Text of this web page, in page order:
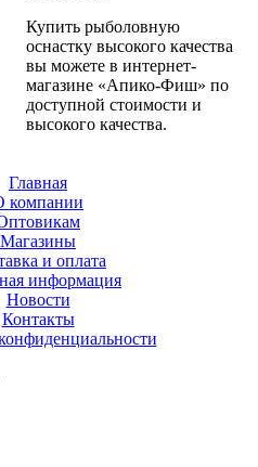
Купить рыболовную
оснастку высокого качества
вы можете в интернет-
магазине «Апико-Фиш» по
доступной стоимости и
высокого качества.
Главная
компании
Магазины
и оплата
информация
Новости
Контакты